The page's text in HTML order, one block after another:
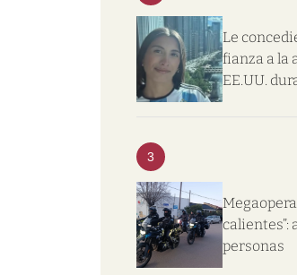
Le
fianza a la
EE.UU.
3
calientes”:
personas